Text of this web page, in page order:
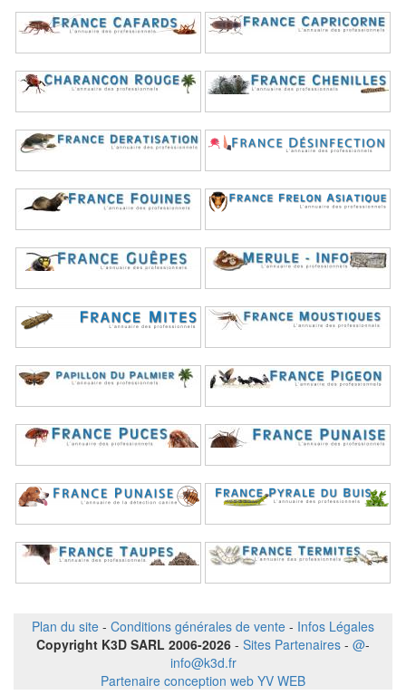
Plan du site - Conditions générales de vente - Infos Légales
Copyright K3D SARL 2006-2026 - Sites Partenaires - @-
info@k3d.fr
Partenaire conception web YV WEB